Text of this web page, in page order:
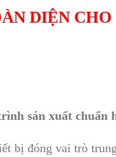
DIỆN CHO
sản xuất chuẩn
bị đóng vai trò